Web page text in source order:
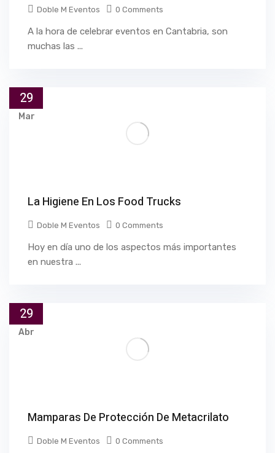
Doble M Eventos 0 Comments
A la hora de celebrar eventos en Cantabria, son
muchas las ...
29
Mar
La Higiene En Los Food Trucks
Doble M Eventos 0 Comments
Hoy en día uno de los aspectos más importantes
en nuestra ...
29
Abr
Mamparas De Protección De Metacrilato
Doble M Eventos 0 Comments